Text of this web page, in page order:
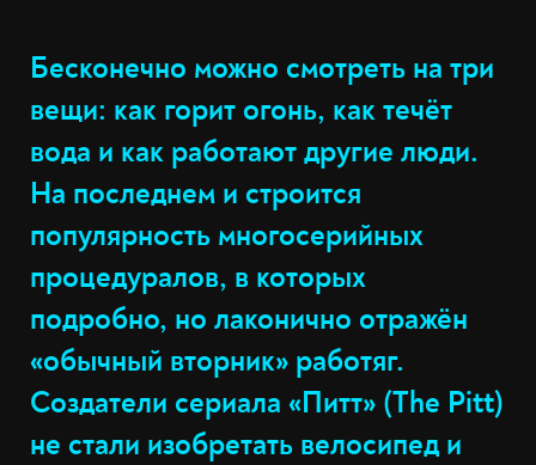
Бесконечно можно смотреть на три
вещи: как горит огонь, как течёт
вода и как работают другие люди.
На последнем и строится
популярность многосерийных
процедуралов, в которых
подробно, но лаконично отражён
«обычный вторник» работяг.
Создатели сериала «Питт» (The Pitt)
не стали изобретать велосипед и